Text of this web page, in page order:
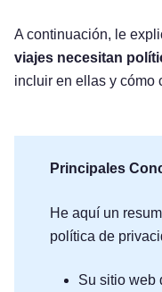
A continuación, le
viajes necesitan
incluir en ellas y cómo
Principales
He aquí un
política de
Su sitio web